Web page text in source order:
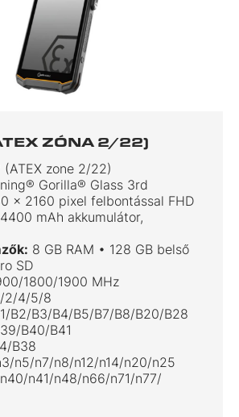
ZÓNA 2/22)
(ATEX zone 2/22)
Gorilla® Glass 3rd
x 2160 pixel felbontással FHD
4400 mAh akkumulátor,
8 GB RAM • 128 GB belső
SD
1800/1900 MHz
2/4/5/8
B2/B3/B4/B5/B7/B8/B20/B28
B40/B41
B38
n5/n7/n8/n12/n14/n20/n25
n41/n48/n66/n71/n77/